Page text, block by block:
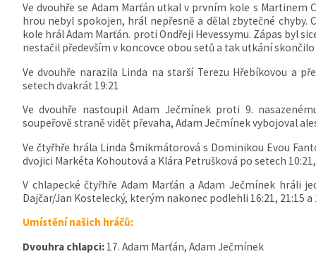
Ve dvouhře se Adam Marťán utkal v prvním kole s Martinem
hrou nebyl spokojen, hrál nepřesně a dělal zbytečné chyby.
kole hrál Adam Marťán. proti Ondřeji Hevessymu. Zápas byl
nestačil především v koncovce obou setů a tak utkání
Ve dvouhře narazila Linda na starší Terezu Hřebíkovou a
setech dvakrát 19:21
Ve dvouhře nastoupil Adam Ječmínek proti 9.
soupeřově straně vidět převaha, Adam Ječmínek vybojoval
Ve čtyřhře hrála Linda Šmikmátorová s Dominikou Evou
dvojici Markéta Kohoutová a Klára Petrušková po setech
V chlapecké čtyřhře Adam Marťán a Adam Ječmínek hráli
Dajčar/Jan Kostelecký, kterým nakonec podlehli 16:21, 21:15 a
Umístění našich hráčů:
Dvouhra chlapci: 17. Adam Marťán, Adam Ječmínek